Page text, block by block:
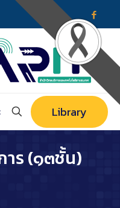
Library
าร (๑๓ชั้น)